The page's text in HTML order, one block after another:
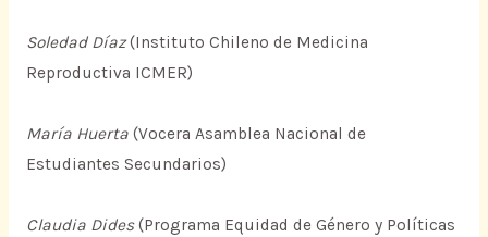
Soledad Díaz(Instituto Chileno de Medicina
Reproductiva ICMER)
María Huerta(Vocera Asamblea Nacional de
Estudiantes Secundarios)
Claudia Dides(Programa Equidad de Género y Políticas